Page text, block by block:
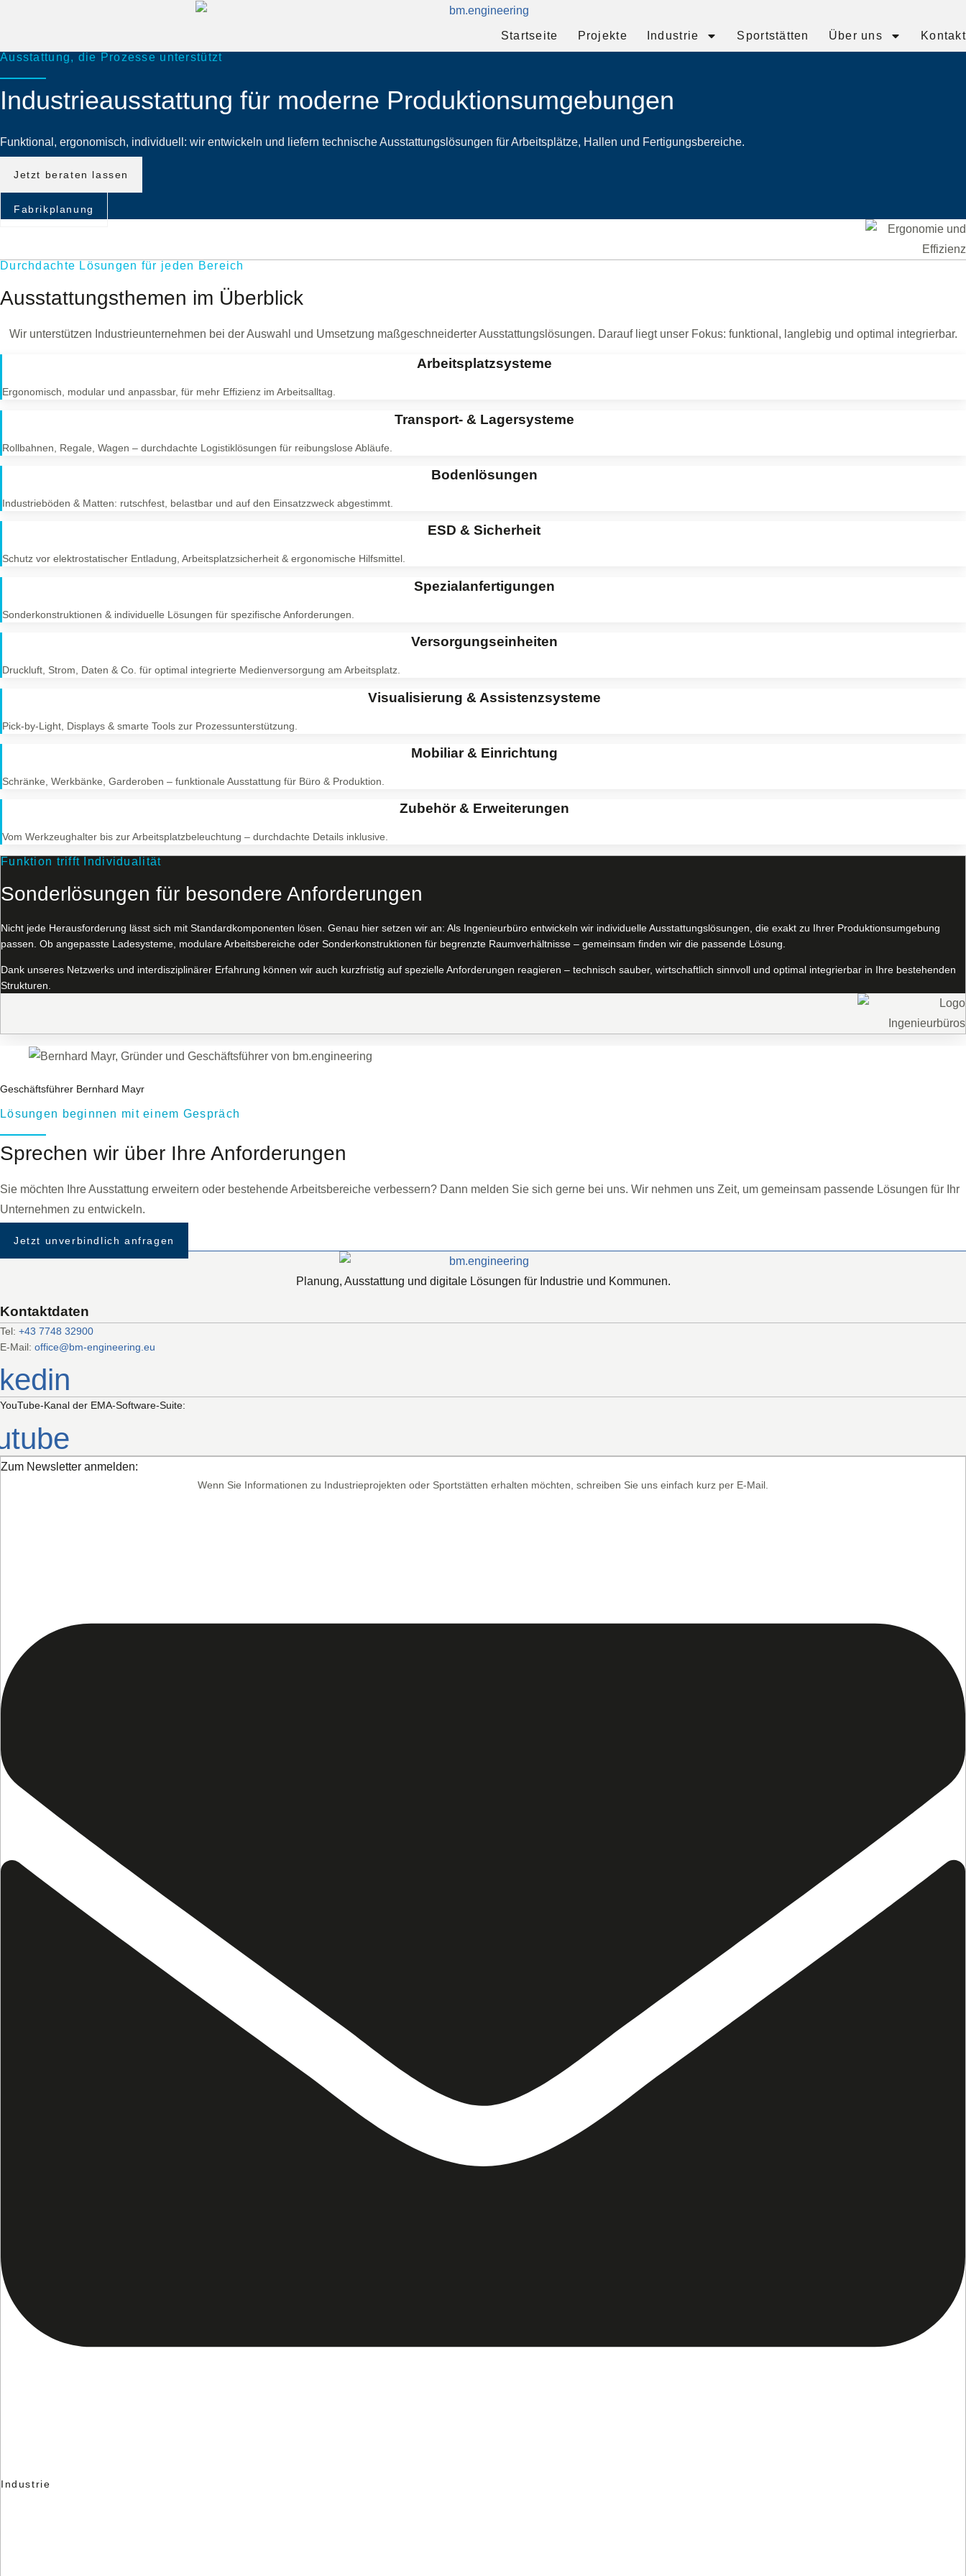
springen
Startseite Projekte Industrie Sportstätten Über uns
Kontakt
Ausstattung, die Prozesse unterstützt
Industrieausstattung für moderne Produktionsumgebungen
Funktional, ergonomisch, individuell: wir entwickeln und liefern technische Ausstattungslösungen für Arbeitsplätze, Hallen und Fertigungsbereiche.
Jetzt beraten lassen
Fabrikplanung
Durchdachte Lösungen für jeden Bereich
Ausstattungsthemen im Überblick
Wir unterstützen Industrieunternehmen bei der Auswahl und Umsetzung maßgeschneiderter Ausstattungslösungen. Darauf liegt unser Fokus: funktional, langlebig und optimal integrierbar.
Arbeitsplatzsysteme
Ergonomisch, modular und anpassbar, für mehr Effizienz im Arbeitsalltag.
Transport- & Lagersysteme
Rollbahnen, Regale, Wagen – durchdachte Logistiklösungen für reibungslose Abläufe.
Bodenlösungen
Industrieböden & Matten: rutschfest, belastbar und auf den Einsatzzweck abgestimmt.
ESD & Sicherheit
Schutz vor elektrostatischer Entladung, Arbeitsplatzsicherheit & ergonomische Hilfsmittel.
Spezialanfertigungen
Sonderkonstruktionen & individuelle Lösungen für spezifische Anforderungen.
Versorgungseinheiten
Druckluft, Strom, Daten & Co. für optimal integrierte Medienversorgung am Arbeitsplatz.
Visualisierung & Assistenzsysteme
Pick-by-Light, Displays & smarte Tools zur Prozessunterstützung.
Mobiliar & Einrichtung
Schränke, Werkbänke, Garderoben – funktionale Ausstattung für Büro & Produktion.
Zubehör & Erweiterungen
Vom Werkzeughalter bis zur Arbeitsplatzbeleuchtung – durchdachte Details inklusive.
Funktion trifft Individualität
Sonderlösungen für besondere Anforderungen
Nicht jede Herausforderung lässt sich mit Standardkomponenten lösen. Genau hier setzen wir an: Als Ingenieurbüro entwickeln wir individuelle Ausstattungslösungen, die exakt zu Ihrer Produktionsumgebung
passen. Ob angepasste Ladesysteme, modulare Arbeitsbereiche oder Sonderkonstruktionen für begrenzte Raumverhältnisse – gemeinsam finden wir die passende Lösung.
Dank unseres Netzwerks und interdisziplinärer Erfahrung können wir auch kurzfristig auf spezielle Anforderungen reagieren – technisch sauber, wirtschaftlich sinnvoll und optimal integrierbar in Ihre bestehenden
Strukturen.
Geschäftsführer Bernhard Mayr
Lösungen beginnen mit einem Gespräch
Sprechen wir über Ihre Anforderungen
Sie möchten Ihre Ausstattung erweitern oder bestehende Arbeitsbereiche verbessern? Dann melden Sie sich gerne bei uns. Wir nehmen uns Zeit, um gemeinsam passende Lösungen für Ihr
Unternehmen zu entwickeln.
Jetzt unverbindlich anfragen
Planung, Ausstattung und digitale Lösungen für Industrie und Kommunen.
Kontaktdaten
Tel: +43 7748 32900
E-Mail: office@bm-engineering.eu
YouTube-Kanal der EMA-Software-Suite:
Zum Newsletter anmelden:
Wenn Sie Informationen zu Industrieprojekten oder Sportstätten erhalten möchten, schreiben Sie uns einfach kurz per E-Mail.
Industrie